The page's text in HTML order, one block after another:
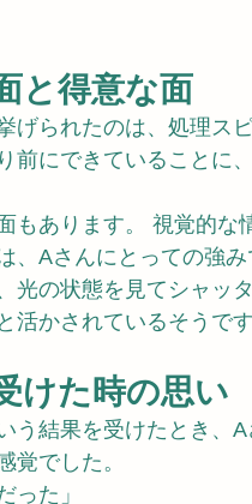
と得意な面
げられたのは、処理ス
前にできていることに
もあります。 視覚的
、Aさんにとっての強み
光の状態を見てシャッ
活かされているそうです
けた時の思い
う結果を受けたとき、
覚でした。
った」